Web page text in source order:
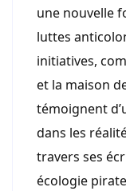
une nouvelle
luttes
initiatives,
et la maison
témoignent
dans les
travers ses
écologie